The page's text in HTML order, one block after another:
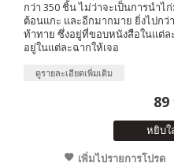
กว่า 350 ชิ้น ไม่ว่าจะเป็นการนำไ
ต้อนแกะ และอีกมากมาย ยิ่งไปกว่
ท้าทาย ซึ่งอยู่ที่ขอบหนังสือในแต่ล
อยู่ในแต่ละฉากให้เจอ
ดูรายละเอียดเพิ่มเติม
หยิบใ
เพิ่มไปรายการโปรด